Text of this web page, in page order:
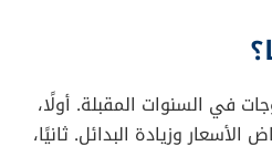
في السنوات المقبلة. أولًا،
الأسعار وزيادة البدائل. ثانيًا،